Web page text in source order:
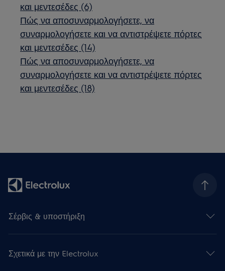
και μεντεσέδες (6)
Πώς να αποσυναρμολογήσετε, να
συναρμολογήσετε και να αντιστρέψετε πόρτες
και μεντεσέδες (14)
Πώς να αποσυναρμολογήσετε, να
συναρμολογήσετε και να αντιστρέψετε πόρτες
και μεντεσέδες (18)
Σέρβις & υποστήριξη
Σχετικά με την Electrolux